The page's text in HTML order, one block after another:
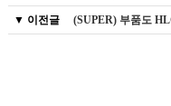
▼ 이전글 (SUPER) 부품도